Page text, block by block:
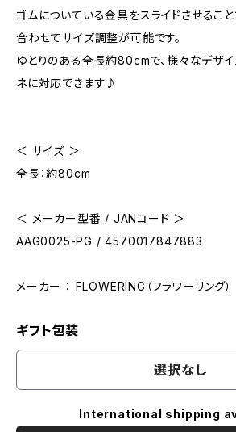
ゴムについている金具をスライドさせること
合わせてサイズ調整が可能です。
ゆとりのある全長約80cmで、様々なデザ
ネに対応できます♪
＜ サイズ ＞
全長：約80cm
＜ メーカー型番 / JANコード ＞
AAG0025-PG / 4570017847883
メーカー ： FLOWERING（フラワーリング）
ギフト包装
選択なし
International shipping